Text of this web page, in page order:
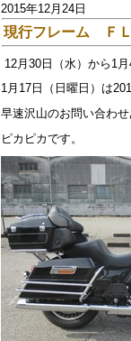
2015年12月24日
現行フレーム Ｆ
12月30日（水）から1
1月17日（日曜日）は
早速沢山のお問い合わせ
ピカピカです。